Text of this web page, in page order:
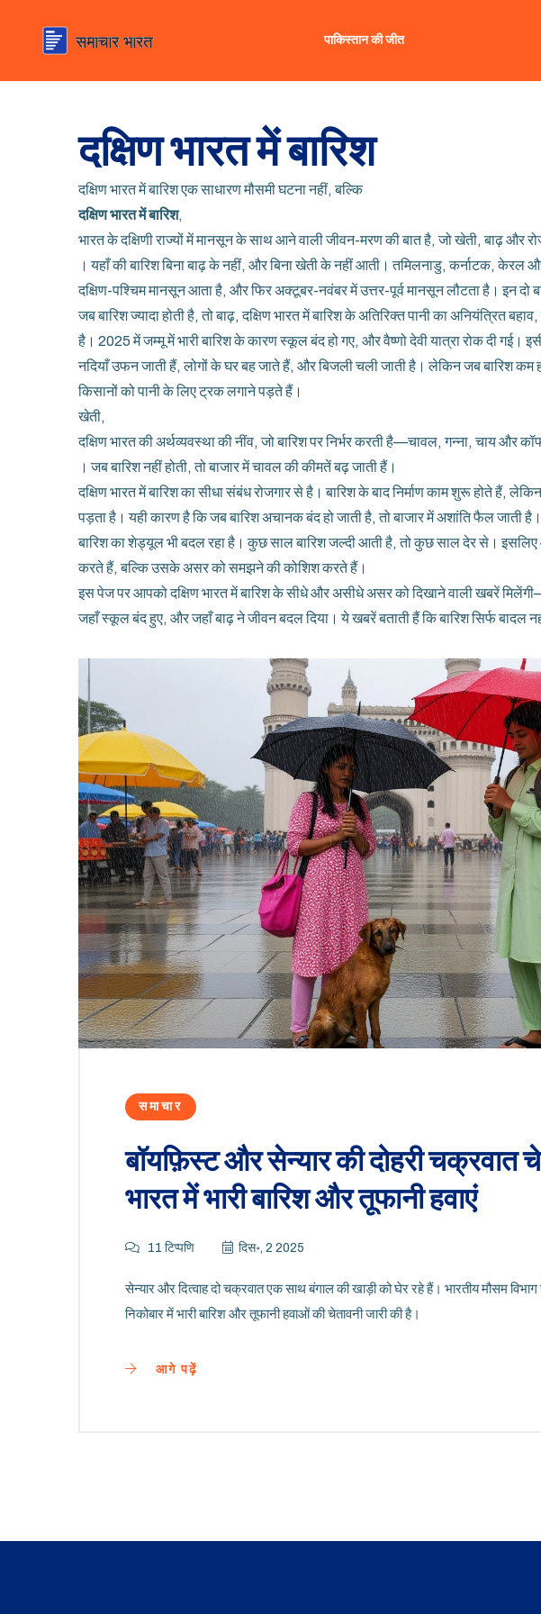
पाकिस्तान की जीत
दक्षिण भारत में बारिश
दक्षिण भारत में बारिश एक साधारण मौसमी घटना नहीं, बल्कि
दक्षिण भारत में बारिश,
भारत के दक्षिणी राज्यों में मानसून के साथ आने वाली जीवन-मरण की बात है, जो खेती, बाढ़ और
। यहाँ की बारिश बिना बाढ़ के नहीं, और बिना खेती के नहीं आती। तमिलनाडु, कर्नाटक,
दक्षिण-पश्चिम मानसून आता है, और फिर अक्टूबर-नवंबर में उत्तर-पूर्व मानसून लौटता है। इन दो
जब बारिश ज्यादा होती है, तोबाढ़,दक्षिण भारत में बारिश के अतिरिक्त पानी का अनियंत्रित
है। 2025 में जम्मू में भारी बारिश के कारण स्कूल बंद हो गए, और वैष्णो देवी यात्रा रोक दी गई।
नदियाँ उफन जाती हैं, लोगों के घर बह जाते हैं, और बिजली चली जाती है। लेकिन जब बारिश
किसानों को पानी के लिए ट्रक लगाने पड़ते हैं।
खेती,
दक्षिण भारत की अर्थव्यवस्था की नींव, जो बारिश पर निर्भर करती है—चावल, गन्ना, चाय और
। जब बारिश नहीं होती, तो बाजार में चावल की कीमतें बढ़ जाती हैं।
दक्षिण भारत में बारिश का सीधा संबंध रोजगार से है। बारिश के बाद निर्माण काम शुरू होते हैं,
पड़ता है। यही कारण है कि जब बारिश अचानक बंद हो जाती है, तो बाजार में अशांति फैल जाती
बारिश का शेड्यूल भी बदल रहा है। कुछ साल बारिश जल्दी आती है, तो कुछ साल देर से।
करते हैं, बल्कि उसके असर को समझने की कोशिश करते हैं।
इस पेज पर आपको दक्षिण भारत में बारिश के सीधे और असीधे असर को दिखाने वाली खबरें
जहाँ स्कूल बंद हुए, और जहाँ बाढ़ ने जीवन बदल दिया। ये खबरें बताती हैं कि बारिश सिर्फ बादल
समाचार
बॉयफ़िस्ट और सेन्यार की दोहरी चक्रवात
भारत में भारी बारिश और तूफानी हवाएं
11 टिप्पणि दिस॰, 2 2025
सेन्यार और दित्वाह दो चक्रवात एक साथ बंगाल की खाड़ी को घेर रहे हैं। भारतीय मौसम
निकोबार में भारी बारिश और तूफानी हवाओं की चेतावनी जारी की है।
आगे पढ़ें